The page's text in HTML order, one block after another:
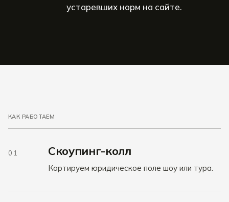
устаревших норм на сайте.
КАК РАБОТАЕМ
01 Скоупинг-колл
Картируем юридическое поле шоу или тура.